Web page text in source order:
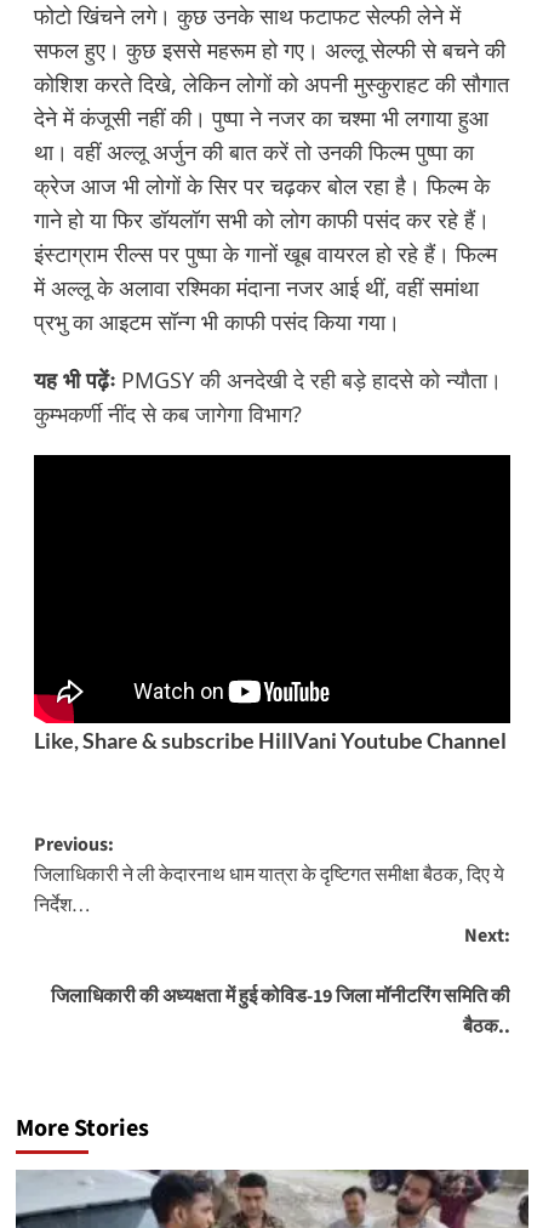
फोटो खिंचने लगे। कुछ उनके साथ फटाफट सेल्फी लेने में
सफल हुए। कुछ इससे महरूम हो गए। अल्लू सेल्फी से बचने की
कोशिश करते दिखे, लेकिन लोगों को अपनी मुस्कुराहट की सौगात
देने में कंजूसी नहीं की। पुष्पा ने नजर का चश्मा भी लगाया हुआ
था। वहीं अल्लू अर्जुन की बात करें तो उनकी फिल्म पुष्पा का
क्रेज आज भी लोगों के सिर पर चढ़कर बोल रहा है। फिल्म के
गाने हो या फिर डॉयलॉग सभी को लोग काफी पसंद कर रहे हैं।
इंस्टाग्राम रील्स पर पुष्पा के गानों खूब वायरल हो रहे हैं। फिल्म
में अल्लू के अलावा रश्मिका मंदाना नजर आई थीं, वहीं समांथा
प्रभु का आइटम सॉन्ग भी काफी पसंद किया गया।
यह भी पढ़ेंः PMGSY की अनदेखी दे रही बड़े हादसे को न्यौता।
कुम्भकर्णी नींद से कब जागेगा विभाग?
Like, Share & subscribe HillVani Youtube Channel
Post
navigation
Previous:
जिलाधिकारी ने ली केदारनाथ धाम यात्रा के दृष्टिगत समीक्षा बैठक, दिए ये
निर्देश…
Next:
जिलाधिकारी की अध्यक्षता में हुई कोविड-19 जिला मॉनीटरिंग समिति की
बैठक..
More Stories